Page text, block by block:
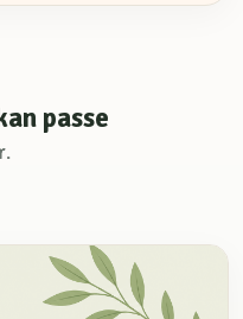
passe
.